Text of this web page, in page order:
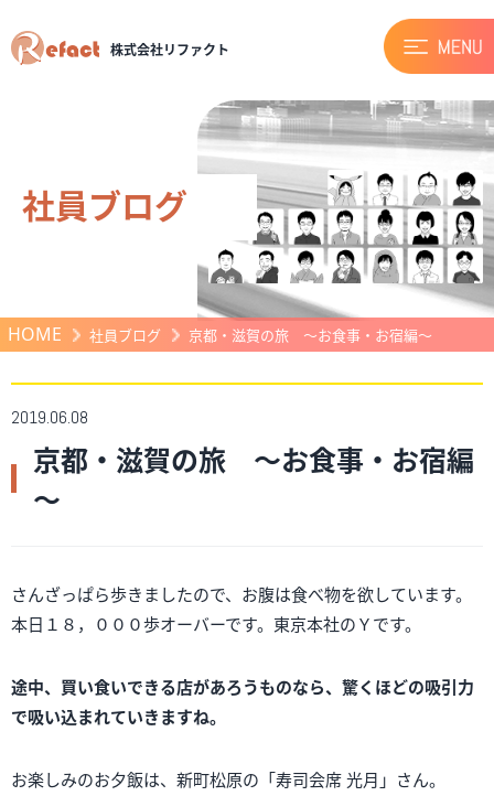
株式会社リファクト
社員ブログ
HOME 社員ブログ 京都・滋賀の旅 ～お食事・お宿編～
2019.06.08
京都・滋賀の旅 ～お食事・お宿編
～
さんざっぱら歩きましたので、お腹は食べ物を欲しています。
本日１８，０００歩オーバーです。東京本社のＹです。
途中、買い食いできる店があろうものなら、驚くほどの吸引力
で吸い込まれていきますね。
お楽しみのお夕飯は、新町松原の「寿司会席 光月」さん。